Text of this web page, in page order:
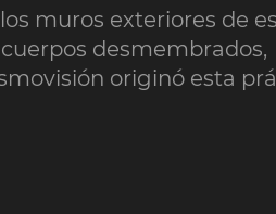
muros exteriores de
desmembrados,
originó esta